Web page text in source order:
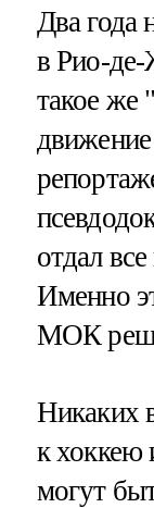
Два года
в Рио-де-
такое же
отдал
Именно
МОК
Никаких
к хоккею
могут